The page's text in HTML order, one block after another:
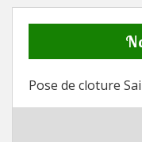
Pose de cloture